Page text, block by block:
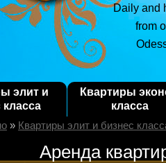
Daily and
from
элит и
класса
Квартиры
класса
» Квартиры элит и бизнес
Аренда